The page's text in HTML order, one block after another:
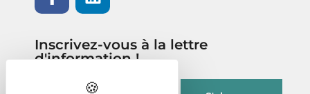
Inscrivez-vous à la lettre
d'information !